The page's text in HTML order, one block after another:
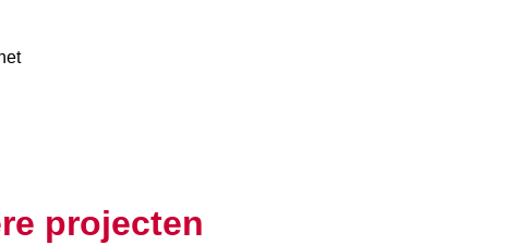
projecten